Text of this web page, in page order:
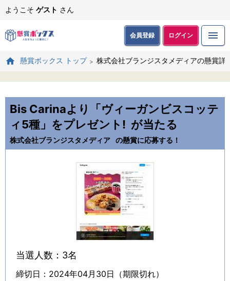
ようこそ ゲスト さん
会員登録 ログイン
懸賞ボックス トップ 株式会社ブランジスタメディアの懸賞詳
Bis Carinaより「ヴィーガンビスコッテ
ィ5種」をプレゼント! が当たる
株式会社ブランジスタメディア の懸賞に応募する！
当選人数：3名
締切日：2024年04月30日（期限切れ）